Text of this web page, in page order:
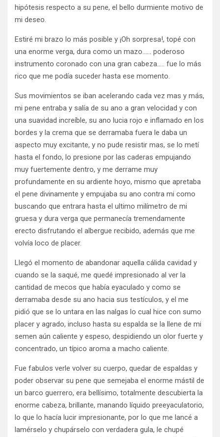
hipótesis respecto a su pene, el bello durmiente motivo de
mi deseo.
Estiré mi brazo lo más posible y ¡Oh sorpresa!, topé con
una enorme verga, dura como un mazo…… poderoso
instrumento coronado con una gran cabeza….. fue lo más
rico que me podía suceder hasta ese momento.
Sus movimientos se iban acelerando cada vez mas y más,
mi pene entraba y salía de su ano a gran velocidad y con
una suavidad increíble, su ano lucia rojo e inflamado en los
bordes y la crema que se derramaba fuera le daba un
aspecto muy excitante, y no pude resistir mas, se lo metí
hasta el fondo, lo presione por las caderas empujando
muy fuertemente dentro, y me derrame muy
profundamente en su ardiente hoyo, mismo que apretaba
el pene divinamente y empujaba su ano contra mi como
buscando que entrara hasta el ultimo milímetro de mi
gruesa y dura verga que permanecía tremendamente
erecto disfrutando el albergue recibido, además que me
volvía loco de placer.
Llegó el momento de abandonar aquella cálida cavidad y
cuando se la saqué, me quedé impresionado al ver la
cantidad de mecos que había eyaculado y como se
derramaba desde su ano hacia sus testículos, y el me
pidió que se lo untara en las nalgas lo cual hice con sumo
placer y agrado, incluso hasta su espalda se la llene de mi
semen aún caliente y espeso, despidiendo un olor fuerte y
concentrado, un típico aroma a macho caliente.
Fue fabulos verle volver su cuerpo, quedar de espaldas y
poder observar su pene que semejaba el enorme mástil de
un barco guerrero, era bellísimo, totalmente descubierta la
enorme cabeza, brillante, manando líquido preeyaculatorio,
lo que lo hacía lucir impresionante, por lo que me lancé a
lamérselo y chupárselo con verdadera gula, le chupé